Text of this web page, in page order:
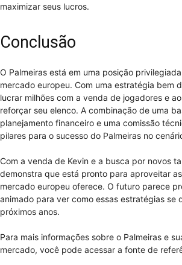
maximizar seus lucros.
Conclusão
O Palmeiras está em uma posição
mercado europeu. Com uma estratégia bem
lucrar milhões com a venda de jogadores e
reforçar seu elenco. A combinação de uma
planejamento financeiro e uma comissão
pilares para o sucesso do Palmeiras no
Com a venda de Kevin e a busca por novos
demonstra que está pronto para aproveitar
mercado europeu oferece. O futuro parece
animado para ver como essas estratégias se
próximos anos.
Para mais informações sobre o Palmeiras e
mercado, você pode acessar a fonte de